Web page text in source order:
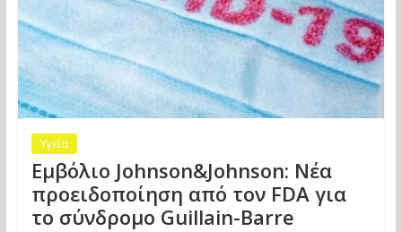
Υγεία
Εμβόλιο Johnson&Johnson: Νέα
προειδοποίηση από τον FDA για
το σύνδρομο Guillain-Barre